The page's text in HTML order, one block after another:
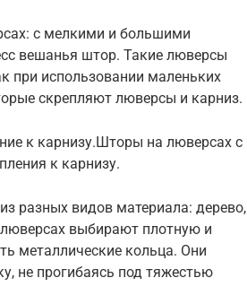
с мелкими и большими
вешанья штор. Такие люверсы
при использовании маленьких
скрепляют люверсы и карниз.
к карнизу.Шторы на люверсах с
к карнизу.
разных видов материала: дерево,
выбирают плотную и
металлические кольца. Они
не прогибаясь под тяжестью